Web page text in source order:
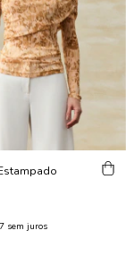
sem juros